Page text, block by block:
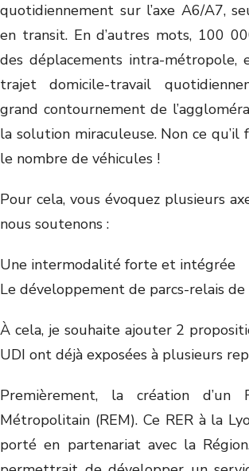
quotidiennement sur l’axe A6/A7,
en transit. En d’autres mots, 100
des déplacements intra-métropole,
trajet domicile-travail
grand contournement de
la solution miraculeuse. Non ce qu’il
le nombre de véhicules !
Pour cela, vous évoquez plusieurs
nous soutenons :
Une intermodalité forte et intégrée
Le développement de parcs-relais
À cela, je souhaite ajouter 2
UDI ont déjà exposées à plusieurs
Premièrement, la création d’un
Métropolitain (REM). Ce RER à la
porté en partenariat avec la